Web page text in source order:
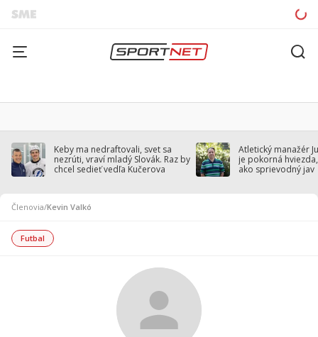
Keby ma nedraftovali, svet sa
nezrúti, vraví mladý Slovák. Raz by
chcel sedieť vedľa Kučerova
Atletický manažér
je pokorná
ako sprievodný jav
Členovia/Kevin Valkó
Futbal